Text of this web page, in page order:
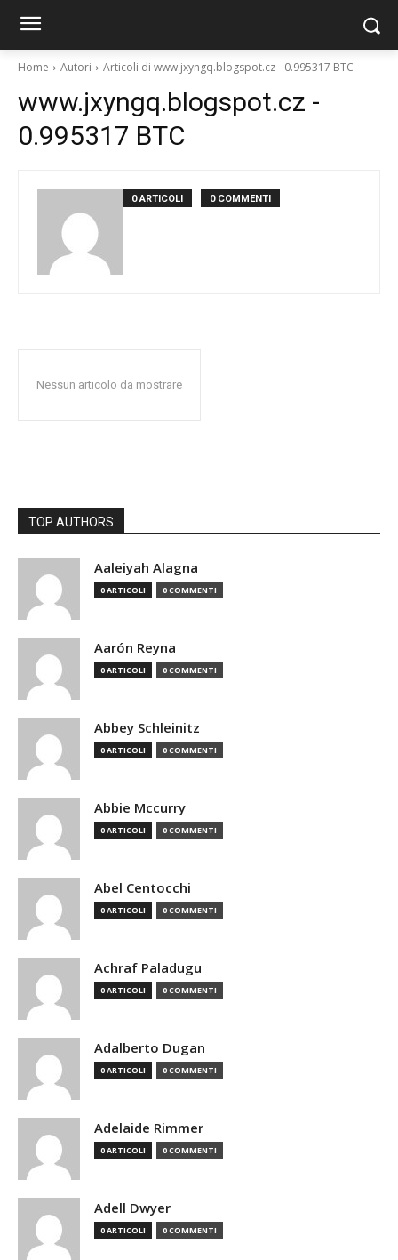
Home Autori Articoli di www.jxyngq.blogspot.cz - 0.995317 BTC
www.jxyngq.blogspot.cz -
0.995317 BTC
0 ARTICOLI 0 COMMENTI
Nessun articolo da mostrare
TOP AUTHORS
Aaleiyah Alagna
0 ARTICOLI 0 COMMENTI
Aarón Reyna
0 ARTICOLI 0 COMMENTI
Abbey Schleinitz
0 ARTICOLI 0 COMMENTI
Abbie Mccurry
0 ARTICOLI 0 COMMENTI
Abel Centocchi
0 ARTICOLI 0 COMMENTI
Achraf Paladugu
0 ARTICOLI 0 COMMENTI
Adalberto Dugan
0 ARTICOLI 0 COMMENTI
Adelaide Rimmer
0 ARTICOLI 0 COMMENTI
Adell Dwyer
0 ARTICOLI 0 COMMENTI